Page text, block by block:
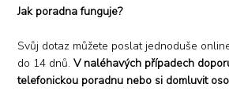
Jak poradna funguje?
Svůj dotaz můžete poslat jednoduše
do 14 dnů.V naléhavých případech
telefonickou poradnu nebo si domluvit